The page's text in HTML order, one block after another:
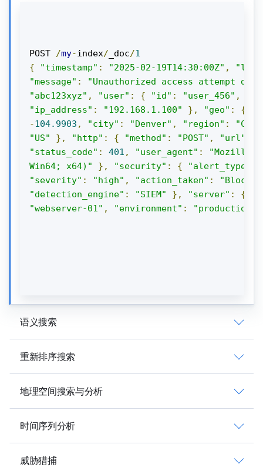
POST /my-index/ _doc/1
{
"timestamp" : "2025-02-19T14:30:00Z" ,
"message" :
"Unauthorized access attempt
"abc123xyz" , "user" : { "id" : "user_456" ,
"ip_address" : "192.168.1.100" }, "geo" : {
-104.9903 , "city" : "Denver" , "region" :
"US"
}, "http" : { "method" : "POST" , "url"
"status_code" : 401 , "user_agent" :
"Mozilla/
Win64; x64)"
}, "security" : { "alert_type"
"severity" : "high" , "action_taken" :
"detection_engine" : "SIEM" }, "server" : {
"webserver-01" , "environment" : "production"
语义搜索
重新排序搜索
地理空间搜索与分析
时间序列分析
威胁猎捕